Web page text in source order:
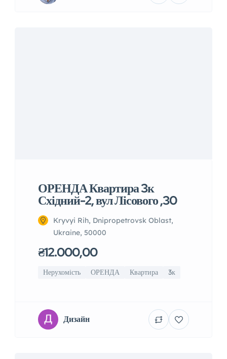
ОРЕНДА Квартира 3к
Східний-2, вул Лісового ,30
Kryvyi Rih, Dnipropetrovsk Oblast,
Ukraine, 50000
₴12.000,00
Нерухомість ОРЕНДА Квартира 3к
Дизайн